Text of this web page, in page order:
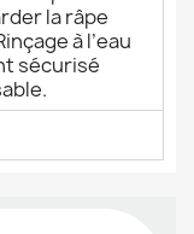
la râpe
à l’eau
sécurisé